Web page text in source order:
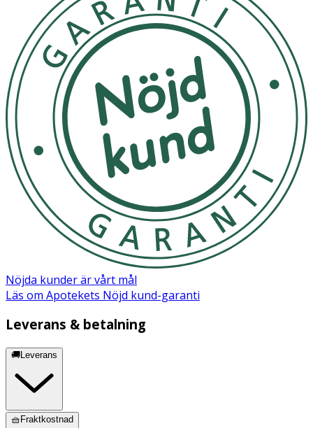
Nöjda kunder är vårt mål
Läs om Apotekets Nöjd kund-garanti
Leverans & betalning
🚚Leverans
🧺Fraktkostnad